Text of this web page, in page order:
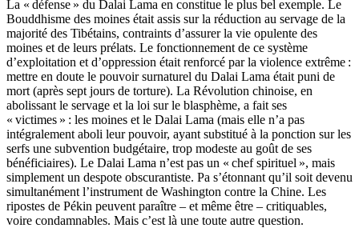
La « défense » du Dalai Lama en constitue le plus bel exemple. Le
Bouddhisme des moines était assis sur la réduction au servage de la
majorité des Tibétains, contraints d’assurer la vie opulente des
moines et de leurs prélats. Le fonctionnement de ce système
d’exploitation et d’oppression était renforcé par la violence extrême :
mettre en doute le pouvoir surnaturel du Dalai Lama était puni de
mort (après sept jours de torture). La Révolution chinoise, en
abolissant le servage et la loi sur le blasphème, a fait ses
« victimes » : les moines et le Dalai Lama (mais elle n’a pas
intégralement aboli leur pouvoir, ayant substitué à la ponction sur les
serfs une subvention budgétaire, trop modeste au goût de ses
bénéficiaires). Le Dalai Lama n’est pas un « chef spirituel », mais
simplement un despote obscurantiste. Pa s’étonnant qu’il soit devenu
simultanément l’instrument de Washington contre la Chine. Les
ripostes de Pékin peuvent paraître – et même être – critiquables,
voire condamnables. Mais c’est là une toute autre question.